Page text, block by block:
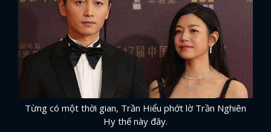
x
ĐĂNG NHẬP
Từng có một thời gian, Trần Hiểu phớt lờ Trần Nghiên
Hy thế này đây.